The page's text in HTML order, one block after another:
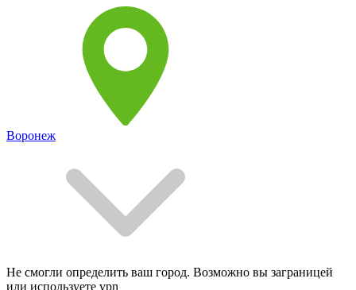
Воронеж
Не смогли определить ваш город. Возможно вы заграницей
или используете vpn